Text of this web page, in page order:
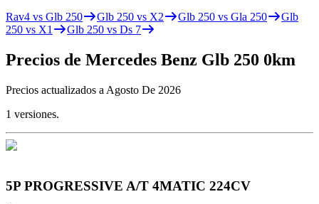
Rav4 vs Glb 250 Glb 250 vs X2 Glb 250 vs Gla 250
Glb
250 vs X1
Glb 250 vs Ds 7
Precios de Mercedes Benz Glb 250 0km
Precios actualizados a Agosto De 2026
1 versiones.
5P PROGRESSIVE A/T 4MATIC 224CV